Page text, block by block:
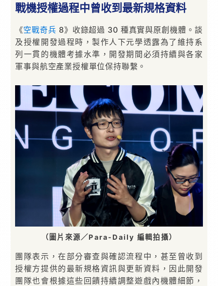
戰機授權過程中曾收到最新規格資料
《空戰奇兵 8》收錄超過 30 種真實與原創機體。談
及授權開發過程時，製作人下元學透露為了維持系
列一貫的機體考據水準，開發期間必須持續與各家
軍事與航空產業授權單位保持聯繫。
（圖片來源／Para-Daily 編輯拍攝）
團隊表示，在部分審查與確認流程中，甚至曾收到
授權方提供的最新規格資訊與更新資料，因此開發
團隊也會根據這些回饋持續調整遊戲內機體細節，